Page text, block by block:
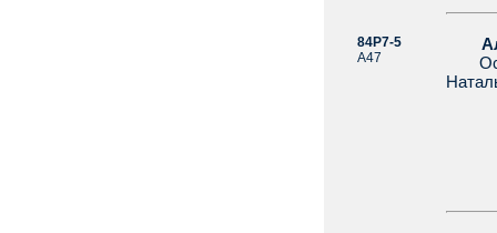
84Р7-5
А47